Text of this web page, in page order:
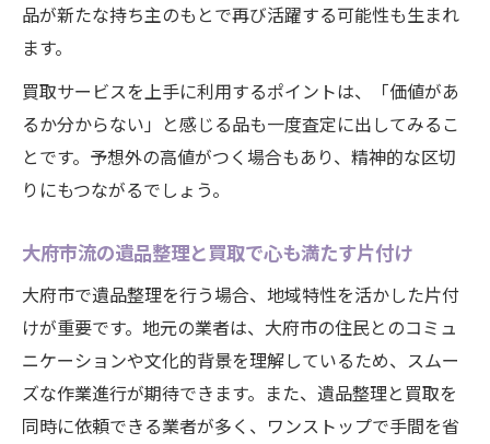
品が新たな持ち主のもとで再び活躍する可能性も生まれ
ます。
買取サービスを上手に利用するポイントは、「価値があ
るか分からない」と感じる品も一度査定に出してみるこ
とです。予想外の高値がつく場合もあり、精神的な区切
りにもつながるでしょう。
大府市流の遺品整理と買取で心も満たす片付け
大府市で遺品整理を行う場合、地域特性を活かした片付
けが重要です。地元の業者は、大府市の住民とのコミュ
ニケーションや文化的背景を理解しているため、スムー
ズな作業進行が期待できます。また、遺品整理と買取を
同時に依頼できる業者が多く、ワンストップで手間を省